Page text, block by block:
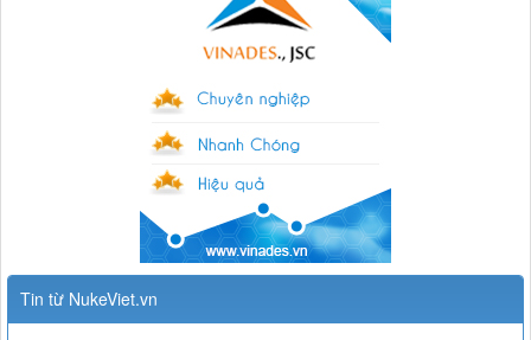
Tin từ NukeViet.vn